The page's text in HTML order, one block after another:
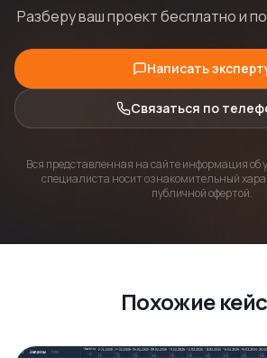
Разберу ваш проект бесплатно и
Написать
Связаться по
Вся представленная на сайте информация об
специалиста носит ознакомительный
публичной офертой.
Похожие